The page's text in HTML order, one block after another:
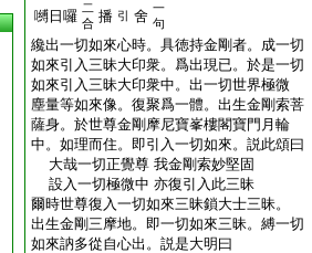
嚩日囉 二
合 播 引 舍 一
句
纔出一切如來心時。具徳持金剛者。成一切
如來引入三昧大印衆。爲出現已。於是一切
如來引入三昧大印衆中。出一切世界極微
塵量等如來像。復聚爲一體。出生金剛索菩
薩身。於世尊金剛摩尼寶峯樓閣寶門月輪
中。如理而住。即引入一切如來。説此頌曰
大哉一切正覺尊 我金剛索妙堅固
設入一切極微中 亦復引入此三昧
爾時世尊復入一切如來三昧鎖大士三昧。
出生金剛三摩地。即一切如來三昧。縛一切
如來訥多從自心出。説是大明曰